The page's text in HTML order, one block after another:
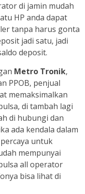
di jamin mudah
HP anda dapat
tanpa harus gonta
jadi satu, jadi
deposit.
Metro Tronik,
PPOB, penjual
memaksimalkan
di tambah lagi
di hubungi dan
ada kendala dalam
untuk
mempunyai
all operator
bisa lihat di